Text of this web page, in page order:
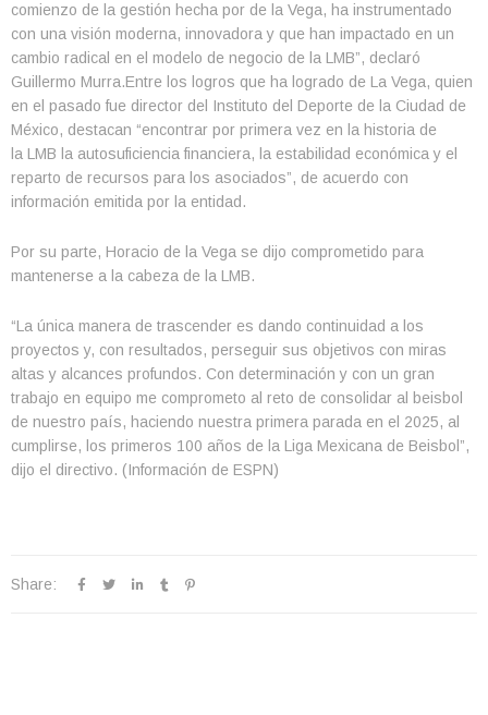
comienzo de la gestión hecha por de la Vega, ha instrumentado
con una visión moderna, innovadora y que han impactado en un
cambio radical en el modelo de negocio de la LMB”, declaró
Guillermo Murra.Entre los logros que ha logrado de La Vega, quien
en el pasado fue director del Instituto del Deporte de la Ciudad de
México, destacan “encontrar por primera vez en la historia de
la LMB la autosuficiencia financiera, la estabilidad económica y el
reparto de recursos para los asociados”, de acuerdo con
información emitida por la entidad.
Por su parte, Horacio de la Vega se dijo comprometido para
mantenerse a la cabeza de la LMB.
“La única manera de trascender es dando continuidad a los
proyectos y, con resultados, perseguir sus objetivos con miras
altas y alcances profundos. Con determinación y con un gran
trabajo en equipo me comprometo al reto de consolidar al beisbol
de nuestro país, haciendo nuestra primera parada en el 2025, al
cumplirse, los primeros 100 años de la Liga Mexicana de Beisbol”,
dijo el directivo. (Información de ESPN)
Share: